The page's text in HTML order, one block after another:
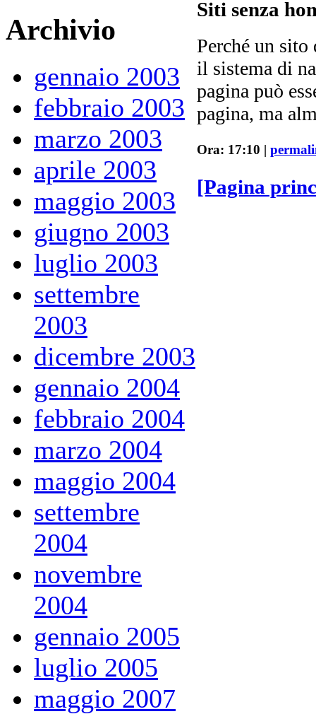
Archivio
gennaio 2003
febbraio 2003
marzo 2003
aprile 2003
maggio 2003
giugno 2003
luglio 2003
settembre
2003
dicembre 2003
gennaio 2004
febbraio 2004
marzo 2004
maggio 2004
settembre
2004
novembre
2004
gennaio 2005
luglio 2005
maggio 2007
Siti senza
Perché un sito
il sistema di
pagina può
pagina, ma
Ora: 17:10 |
[Pagina